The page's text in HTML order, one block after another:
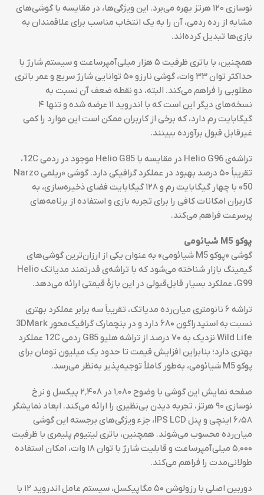
نوسازی ۱۲۰ هرتز بهره می‌برد. این ویژگی‌ها، در مقایسه با گوشی‌های
مشابه از رده ردمی، آن را به یک انتخاب مناسب برای علاقمندان به
بازی‌ها تبدیل کرده‌اند.
همچنین، با باتری ظرفیت ۵ هزار میلی‌آمپرساعت و سیستم شارژ با
حداکثر توان ۳۳ وات، گوشی نارزو ۵۰ توانایی شارژ سریع و عمر باتری
مطلوبی را فراهم می‌کند. البته، دو نقطه ضعف آن نسبت به
نسخه‌های دیگر این است که با اندروید ۱۱ عرضه شده و تنها ۴
گیگابایت رم دارد، که برخی از کاربران ممکن است این موارد را کمی
غیرقابل قبول برآورده ببینند.
تراشه‌ی Helio G96 در مقایسه با Helio G85 موجود در ردمی 12C،
تقریباً ۵۰ درصد بهبود در عملکرد گرافیکی دارد. گوشی «ریلمی Narzo
50» با چهار گیگابایت رم و ۱۲۸ گیگابایت فضای ذخیره‌سازی، به
کاربران امکانات کافی را برای تجربه بازی و استفاده از برنامه‌های
پرسرعت فراهم می‌کند.
پوکو M5 شیائومی
گوشی «پوکو M5 شیائومی» به عنوان یکی از ارزان‌ترین گوشی‌های
گیمینگ بازار شناخته می‌شود که با تراشه‌ی قدرتمند مدیاتک Helio
G99، عملکرد بسیار قابل‌قبولی در این بازهٔ قیمتی ارائه می‌دهد.
تراشه ۶ نانومتری میان‌رده مدیاتک، تقریباً سه برابر عملکرد بهتری
نسبت به اسنپدراگون ۶۸۰ دارد و در بنچمارک گرافیک‌محور 3DMark
Wild Life نزدیک به ۷۰ درصد از تراشه هلیو G85 ردمی 12C عملکرد
بهتری دارد؛ بنابراین افزایش قیمت تا حدود یک میلیون تومان برای
پوکو M5 شیائومی، به‌طور کاملاً توجیه‌پذیر به‌نظر می‌رسد.
صفحه نمایش این گوشی با وضوح ۱٬۰۸۰ در ۲٬۴۰۸ پیکسل و نرخ
نوسازی ۹۰ هرتز، تجربه دیدن بی‌نظیری را ارائه می‌کند. ابعاد نمایشگر
۶٫۵۸ اینچی و پنل IPS LCD، جزء ویژگی‌های برجسته این گوشی
میان‌رده محسوب می‌شوند. همچنین، باتری لیتیوم پلیمری با ظرفیت
۵٬۰۰۰ میلی‌آمپرساعت و قابلیت شارژ با توان ۱۸ وات، امکان استفاده
طولانی‌مدت را فراهم می‌کند.
دوربین اصلی با رزولوشن ۵۰ مگاپیکسل، سیستم عامل اندروید ۱۲ با